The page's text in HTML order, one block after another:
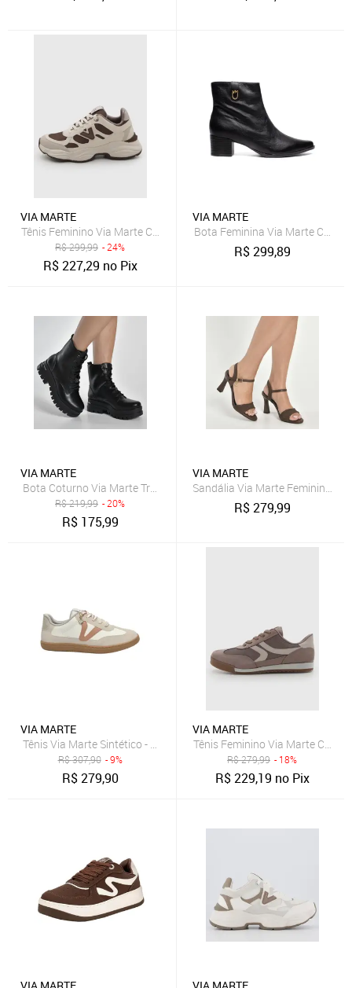
VIA MARTE
Tênis Feminino Via Marte Casual Bege
R$299,99 - 24%
R$227,29 no Pix
VIA MARTE
Bota Feminina Via Marte Cano
R$299,89
VIA MARTE
Bota Coturno Via Marte Tratorada Feminina Salto Conforto Preto
R$219,99 - 20%
R$ 175,99
VIA MARTE
Sandália Via Marte Feminina
R$279,99
VIA MARTE
Tênis Via Marte Sintético - 129013
R$307,90 - 9%
R$279,90
VIA MARTE
Tênis Feminino Via Marte Cano
R$279,99 - 18%
R$229,19 no Pix